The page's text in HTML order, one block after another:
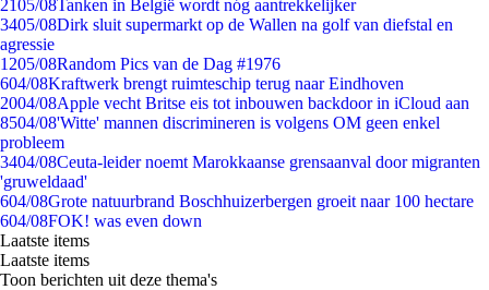
2105/08Tanken in België wordt nóg aantrekkelijker
3405/08Dirk sluit supermarkt op de Wallen na golf van diefstal en
agressie
1205/08Random Pics van de Dag #1976
604/08Kraftwerk brengt ruimteschip terug naar Eindhoven
2004/08Apple vecht Britse eis tot inbouwen backdoor in iCloud aan
8504/08'Witte' mannen discrimineren is volgens OM geen enkel
probleem
3404/08Ceuta-leider noemt Marokkaanse grensaanval door migranten
'gruweldaad'
604/08Grote natuurbrand Boschhuizerbergen groeit naar 100 hectare
604/08FOK! was even down
Laatste items
Laatste items
Toon berichten uit deze thema's